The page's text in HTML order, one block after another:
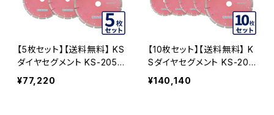
【5枚セット】【送料無料】 KS
ダイヤセグメント KS-205S
プロ (ks-205spro) 8イン
チ みかげ石・硬質コンクリ
¥77,220
【10枚セット】【送料無料】 K
Sダイヤセグメント KS-205
Sプロ (ks-205spro) 8イ
ンチ みかげ石・硬質コンク
¥140,140